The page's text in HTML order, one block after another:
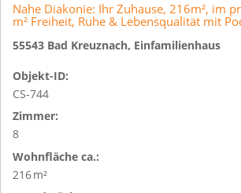
Nahe Diakonie: Ihr Zuhause, 216m², im
m² Freiheit, Ruhe & Lebensqualität mit
55543 Bad Kreuznach, Einfamilienhaus
Objekt-ID:
CS-744
Zimmer:
8
Wohnfläche ca.:
216 m²